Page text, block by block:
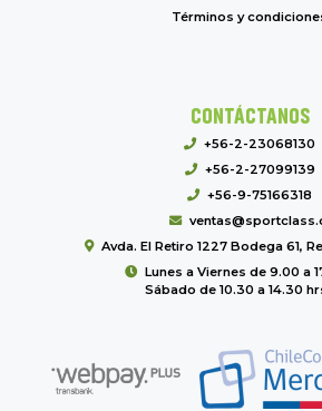
Términos y
CONTÁCTANOS
+56-2-23068130
+56-2-27099139
+56-9-75166318
Avda. El Retiro 1227 Bodega 61,
Lunes a Viernes de 9.00 a
Sábado de 10.30 a 14.30